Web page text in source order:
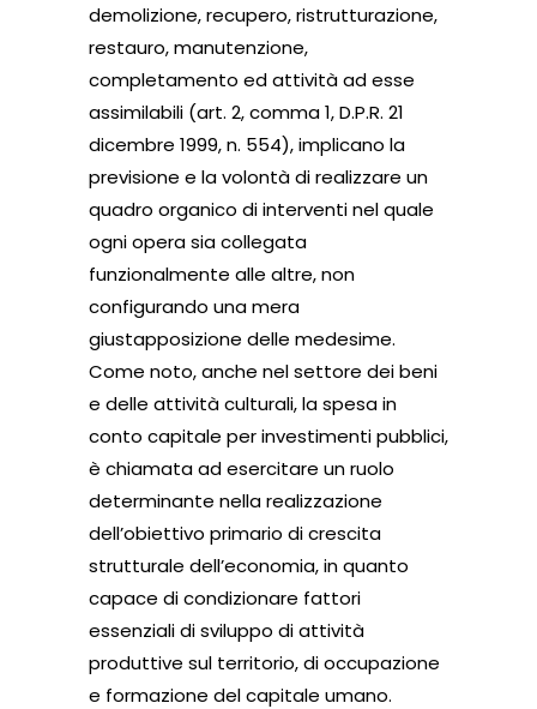
demolizione, recupero, ristrutturazione,
restauro, manutenzione,
completamento ed attività ad esse
assimilabili (art. 2, comma 1, D.P.R. 21
dicembre 1999, n. 554), implicano la
previsione e la volontà di realizzare un
quadro organico di interventi nel quale
ogni opera sia collegata
funzionalmente alle altre, non
configurando una mera
giustapposizione delle medesime.
Come noto, anche nel settore dei beni
e delle attività culturali, la spesa in
conto capitale per investimenti pubblici,
è chiamata ad esercitare un ruolo
determinante nella realizzazione
dell’obiettivo primario di crescita
strutturale dell’economia, in quanto
capace di condizionare fattori
essenziali di sviluppo di attività
produttive sul territorio, di occupazione
e formazione del capitale umano.